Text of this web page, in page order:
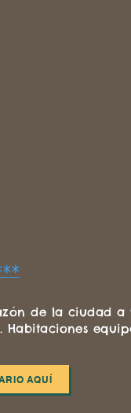
de la ciudad a
AQUÍ